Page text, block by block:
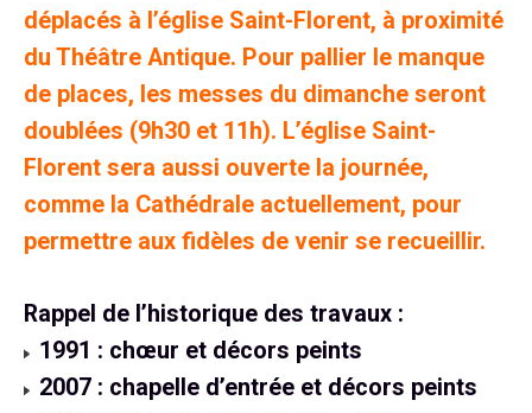
déplacés à l’église Saint-Florent, à proximité
du Théâtre Antique. Pour pallier le manque
de places, les messes du dimanche seront
doublées (9h30 et 11h). L’église Saint-
Florent sera aussi ouverte la journée,
comme la Cathédrale actuellement, pour
permettre aux fidèles de venir se recueillir.
Rappel de l’historique des travaux :
1991 : chœur et décors peints
2007 : chapelle d’entrée et décors peints